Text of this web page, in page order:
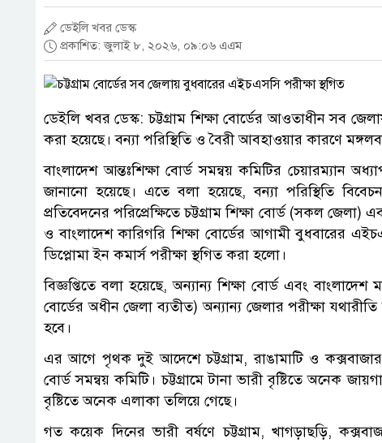
ডেইলি খবর ডেস্ক
প্রকাশিত: জুলাই ৮, ২০২৬, ০৯:০৬ এএম
ডেইলি খবর ডেস্ক: চট্টগ্রাম শিক্ষা বোর্ডের আওতাধীন সব
করা হয়েছে। বন্যা পরিস্থিতি ও বৈরী আবহাওয়ার কারণে
বাংলাদেশ আন্তঃশিক্ষা বোর্ড সমন্বয় কমিটির চেয়ারম্যান
জানানো হয়েছে। এতে বলা হয়েছে, বন্যা পরিস্থিতি
প্রতিবেদনের পরিপ্রেক্ষিতে চট্টগ্রাম শিক্ষা বোর্ড (সকল জেলা)
ও বাংলাদেশ কারিগরি শিক্ষা বোর্ডের আগামী
ডিপ্লোমা ইন কমার্স পরীক্ষা স্থগিত করা হলো।
বিজ্ঞপ্তিতে বলা হয়েছে, অন্যান্য শিক্ষা বোর্ড এবং বাংলাদেশ
বোর্ডের অধীন জেলা ব্যতীত) অন্যান্য জেলার পরীক্ষা
হবে।
এর আগে পৃথক দুই আদেশে চট্টগ্রাম, রাঙামাটি ও কক্সবাজার
বোর্ড সমন্বয় কমিটি। চট্টগ্রামে টানা ভারী বৃষ্টিতে অনেক
বৃষ্টিতে অনেক এলাকা তলিয়ে গেছে।
গত কয়েক দিনের ভারী বর্ষণে চট্টগ্রাম, খাগড়াছড়ি,